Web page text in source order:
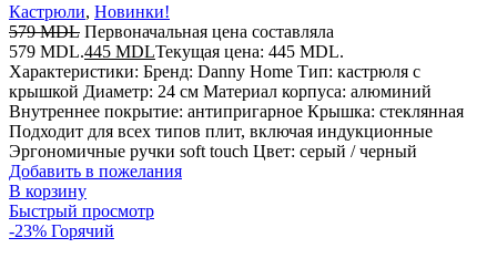
Кастрюли, Новинки!
579MDL Первоначальная цена составляла
579 MDL.445 MDLТекущая цена: 445 MDL.
Характеристики: Бренд: Danny Home Тип: кастрюля с
крышкой Диаметр: 24 см Материал корпуса: алюминий
Внутреннее покрытие: антипригарное Крышка: стеклянная
Подходит для всех типов плит, включая индукционные
Эргономичные ручки soft touch Цвет: серый / черный
Добавить в пожелания
В корзину
Быстрый просмотр
-23% Горячий